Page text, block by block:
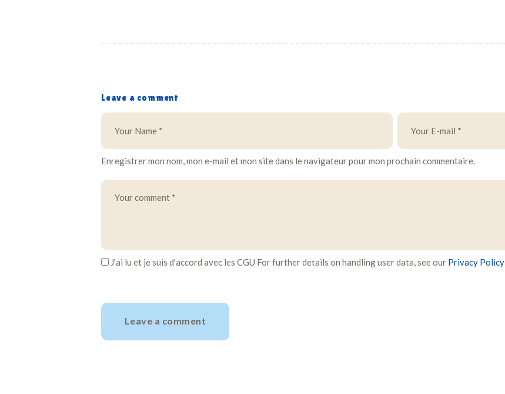
Leave a comment
Enregistrer mon nom, mon e-mail et mon site dans le navigateur pour mon prochain commentaire.
J'ai lu et je suis d'accord avec les CGU For further details on handling user data, see our Privacy Policy